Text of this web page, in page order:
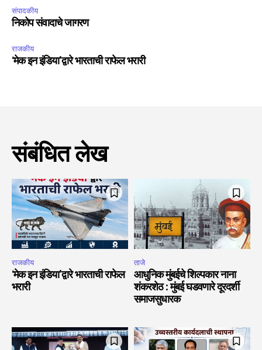
संपादकीय
निकोप संवादाचे जागरण
राजकीय
‘मेक इन इंडिया’द्वारे भारताची राफेल भरारी
संबंधित लेख
राजकीय
‘मेक इन इंडिया’द्वारे भारताची राफेल
भरारी
ताजे
आधुनिक मुंबईचे शिल्पकार नाना
शंकरशेठ : मुंबई घडवणारे दूरदर्शी
समाजसुधारक